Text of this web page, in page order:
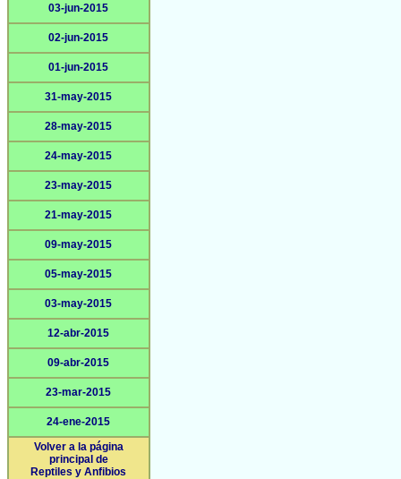
03-jun-2015
02-jun-2015
01-jun-2015
31-may-2015
28-may-2015
24-may-2015
23-may-2015
21-may-2015
09-may-2015
05-may-2015
03-may-2015
12-abr-2015
09-abr-2015
23-mar-2015
24-ene-2015
Volver a la página
principal de
Reptiles y Anfibios